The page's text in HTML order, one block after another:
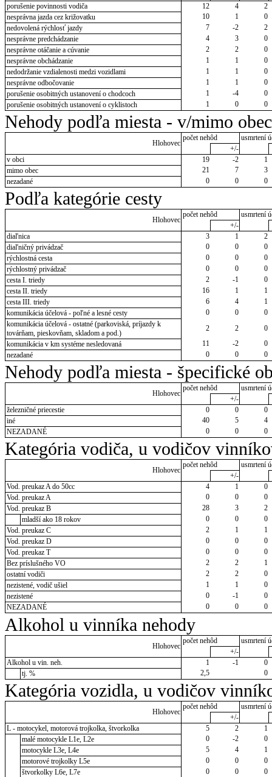
porušenie povinnosti vodiča
12 4
2
nesprávna jazda cez križovatku
10 1
0
nedovolená rýchlosť jazdy
7 -2
2
nesprávne predchádzanie
4 3
0
nesprávne otáčanie a cúvanie
2 2
0
nesprávne obchádzanie
1 1
0
nedodržanie vzdialenosti medzi vozidlami
1 1
0
nesprávne odbočovanie
1 1
0
porušenie osobitných ustanovení o chodcoch
1 -4
0
porušenie osobitných ustanovení o cyklistoch
1 0 0
Nehody podľa miesta - v/mimo obec
Hlohovec
počet nehôd
usmrtení
+/-
v obci
19 -2
1
mimo obec
21 7
3
nezadané
0 0 0
Podľa kategórie cesty
Hlohovec
počet nehôd
usmrtení
+/-
diaľnica
3 1
2
diaľničný privádzač
0 0
0
rýchlostná cesta
0 0
0
rýchlostný privádzač
0 0
0
cesta I. triedy
2 -1
0
cesta II. triedy
16 1
1
cesta III. triedy
6 4
1
komunikácia účelová - poľné a lesné cesty
0 0
0
komunikácia účelová - ostatné (parkoviská, príjazdy k
továrňam, pieskovňam, skladom a pod.)
2 2
0
komunikácia v km systéme nesledovaná
11 -2
0
nezadané
0 0 0
Nehody podľa miesta - špecifické
Hlohovec
počet nehôd
usmrtení
+/-
železničné priecestie
0 0
0
iné
40 5
4
NEZADANÉ
0 0 0
Kategória vodiča, u vodičov
Hlohovec
počet nehôd
usmrtení
+/-
Vod. preukaz A do 50cc
4 1
0
Vod. preukaz A
0 0
0
Vod. preukaz B
28 3
2
mladší ako 18 rokov
0 0
0
Vod. preukaz C
2 1
1
Vod. preukaz D
0 0
0
Vod. preukaz T
0 0
0
Bez príslušného VO
2 2
1
ostatní vodiči
2 2
0
nezistené, vodič ušiel
1 1
0
nezistené
0 -1
0
NEZADANÉ
0 0 0
Alkohol u vinníka nehody
Hlohovec
počet nehôd
usmrtení
+/-
Alkohol u vin. neh.
1 -1
0
tj. %
2,5 0
Kategória vozidla, u vodičov
Hlohovec
počet nehôd
usmrtení
+/-
L - motocykel, motorová trojkolka, štvorkolka
5 2
1
malé motocykle L1e, L2e
0 -2
0
motocykle L3e, L4e
5 4
1
motorové trojkolky L5e
0 0
0
štvorkolky L6e, L7e
0 0
0